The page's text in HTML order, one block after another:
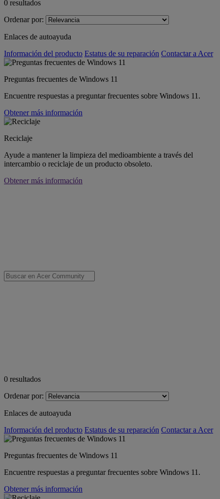
0 resultados
Ordenar por:
Enlaces de autoayuda
Información del producto Estatus de su reparación Contactar a Acer
Preguntas frecuentes de Windows 11
Encuentre respuestas a preguntar frecuentes sobre Windows 11.
Obtener más información
Reciclaje
Ayude a mantener la limpieza del medioambiente a través del
intercambio o reciclaje de un producto obsoleto.
Obtener más información
0 resultados
Ordenar por:
Enlaces de autoayuda
Información del producto Estatus de su reparación Contactar a Acer
Preguntas frecuentes de Windows 11
Encuentre respuestas a preguntar frecuentes sobre Windows 11.
Obtener más información